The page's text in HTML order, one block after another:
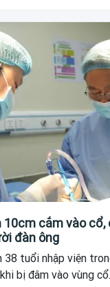
10cm cắm vào
đàn ông
38 tuổi nhập viện
bị đâm vào vùng